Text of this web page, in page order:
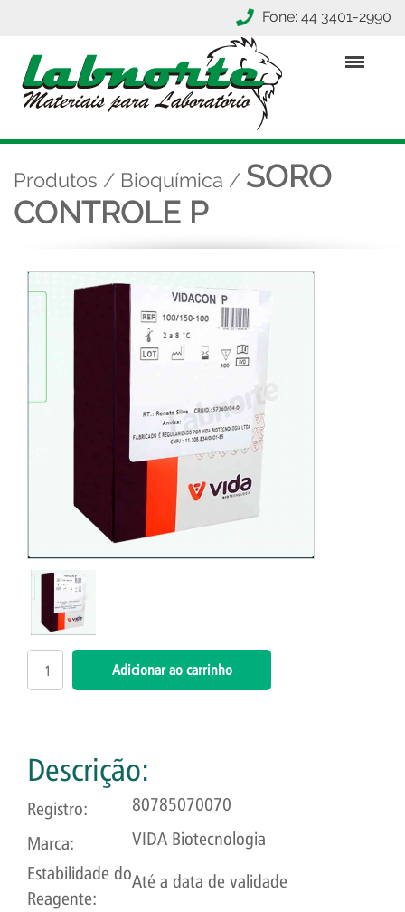
Fone: 44 3401-2990
Produtos / Bioquímica / SORO
CONTROLE P
Descrição:
Registro:
80785070070
Marca:
VIDA Biotecnologia
Estabilidade do
Reagente:
Até a data de validade